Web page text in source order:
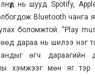
нь шууд Spotify,
Bluetooth чанга
боломжтой. “Play
дараа нь шилээ нэг
өгч дараагийн
хэмжээг мөн яг тэр